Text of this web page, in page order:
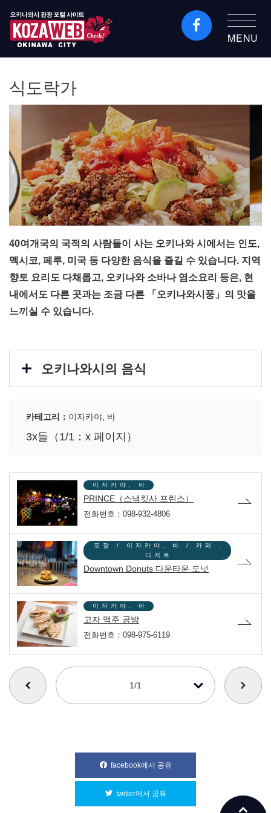
오키나와시 관광 포털
MENU
식도락가
40여개국의 국적의 사람들이 사는 오키나와 시에서는 인도,
멕시코, 페루, 미국 등 다양한 음식을 즐길 수 있습니다. 지역
향토 요리도 다채롭고, 오키나와 소바나 염소요리 등은, 현
내에서도 다른 곳과는 조금 다른 「오키나와시풍」의 맛을
느끼실 수 있습니다.
오키나와시의 음식
카테고리： 이자카야, 바
3x들（1/1：x 페이지）
이자카야, 바
PRINCE（스낵킷사 프린스）
전화번호：098-932-4806
포장 / 이자카야, 바 / 카페 ,
디저트
Downtown Donuts 다운타운 도넛
이자카야, 바
고자 맥주 공방
전화번호：098-975-6119
番号を選択すると自動的に選択された番号のページへリンクします
1/1
facebook에서 공유
twitter에서 공유 別ウィンドウで開きます